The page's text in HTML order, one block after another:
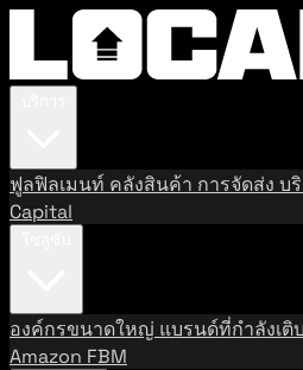
ฟูลฟิลเมนท์ คลังสินค้า การจัดส่ง บ
Capital
องค์กรขนาดใหญ่ แบรนด์ที่กำลังเติ
Amazon FBM